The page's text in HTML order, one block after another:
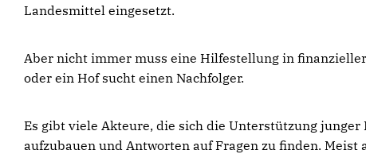
Landesmittel eingesetzt.
Aber nicht immer muss eine Hilfestellung in
oder ein Hof sucht einen Nachfolger.
Es gibt viele Akteure, die sich die Unterstützung
aufzubauen und Antworten auf Fragen zu finden.